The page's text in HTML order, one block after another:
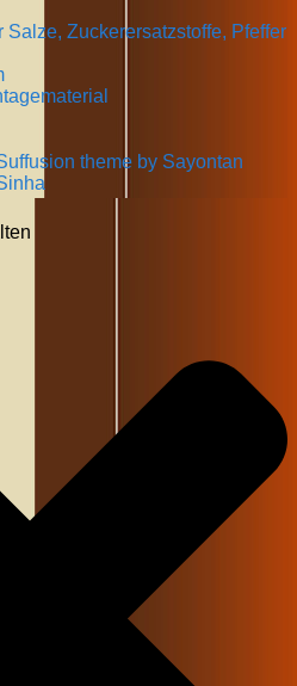
Salze, Zuckerersatzstoffe, Pfeffer
theme by Sayontan